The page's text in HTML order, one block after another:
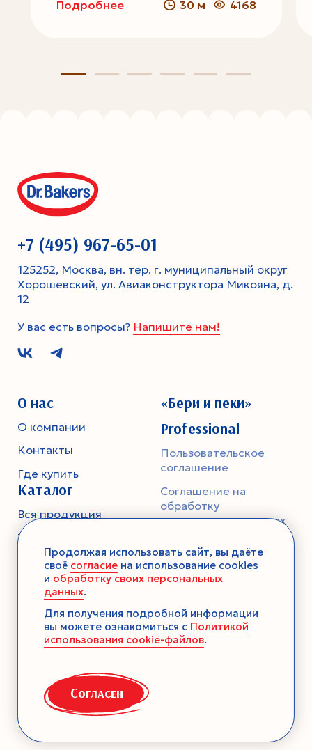
Подробнее 30 м 4168
+7 (495) 967-65-01
125252, Москва, вн. тер. г. муниципальный округ
Хорошевский, ул. Авиаконструктора Микояна, д.
12
У вас есть вопросы? Напишите нам!
О нас
О компании
Контакты
Где купить
Каталог
Вся продукция
Тесто
Смеси-помощники
Ароматика
Десерты без выпечки
Консервация
Семена
«Бери и пеки»
Professional
Пользовательское
соглашение
Соглашение на
обработку
персональных данных
конфиденциальности
Продолжая использовать сайт, вы даёте
своё согласие на использование cookies
и обработку своих персональных
данных.
Для получения подробной информации
вы можете ознакомиться с Политикой
использования cookie-файлов.
Согласен